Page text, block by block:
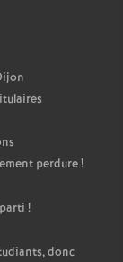
perdure!
!
donc